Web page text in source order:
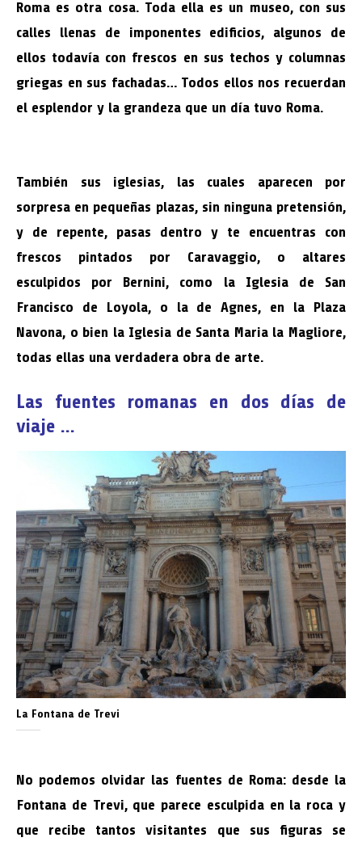
Roma es otra cosa. Toda ella es un museo, con sus
calles llenas de imponentes edificios, algunos de
ellos todavía con frescos en sus techos y columnas
griegas en sus fachadas… Todos ellos nos recuerdan
el esplendor y la grandeza que un día tuvo Roma.
También sus iglesias, las cuales aparecen por
sorpresa en pequeñas plazas, sin ninguna pretensión,
y de repente, pasas dentro y te encuentras con
frescos pintados por Caravaggio, o altares
esculpidos por Bernini, como la Iglesia de San
Francisco de Loyola, o la de Agnes, en la Plaza
Navona, o bien la Iglesia de Santa Maria la Magliore,
todas ellas una verdadera obra de arte.
Las fuentes romanas en dos días de
viaje …
La Fontana de Trevi
No podemos olvidar las fuentes de Roma: desde la
Fontana de Trevi, que parece esculpida en la roca y
que recibe tantos visitantes que sus figuras se